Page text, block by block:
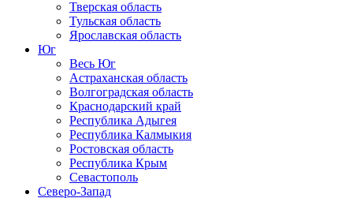
Тверская область
Тульская область
Ярославская область
Юг
Весь Юг
Астраханская область
Волгоградская область
Краснодарский край
Республика Адыгея
Республика Калмыкия
Ростовская область
Республика Крым
Севастополь
Северо-Запад